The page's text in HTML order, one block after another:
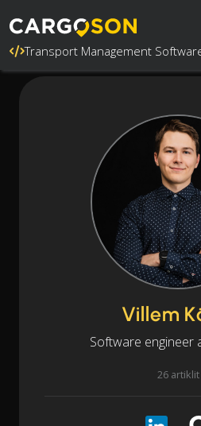
Transport Management
Villem
Software engineer
26 artiklit